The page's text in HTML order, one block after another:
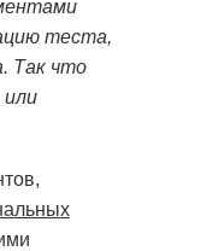
теста,
Так что